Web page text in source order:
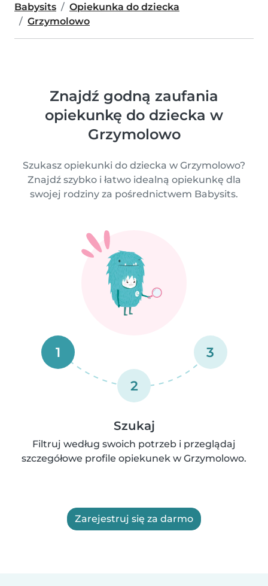
Babysits
Opiekunka do dziecka
Grzymolowo
Znajdź godną zaufania
opiekunkę do dziecka w
Grzymolowo
Szukasz opiekunki do dziecka w Grzymolowo?
Znajdź szybko i łatwo idealną opiekunkę dla
swojej rodziny za pośrednictwem Babysits.
1
2
3
Szukaj
Filtruj według swoich potrzeb i przeglądaj
szczegółowe profile opiekunek w Grzymolowo.
Zarejestruj się za darmo